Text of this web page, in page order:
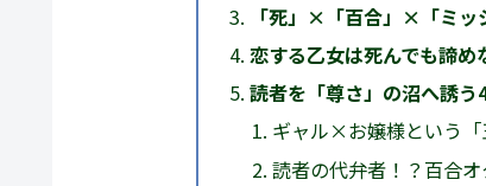
「死」×「百合」×「ミッ
恋する乙女は死んでも諦め
読者を「尊さ」の沼へ誘
ギャル×お嬢様という
読者の代弁者！？百合